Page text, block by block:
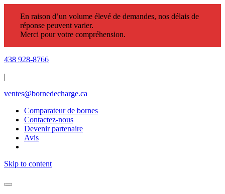
En raison d’un volume élevé de demandes, nos délais de
réponse peuvent varier.
Merci pour votre compréhension.
438 928-8766
|
ventes@bornedecharge.ca
Comparateur de bornes
Contactez-nous
Devenir partenaire
Avis
Skip to content